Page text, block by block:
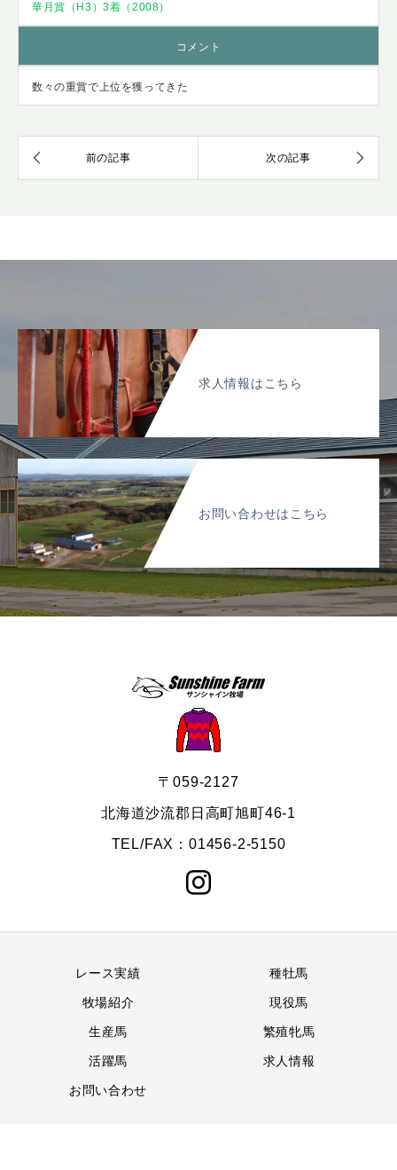
華月賞（H3）3着（2008）
コメント
数々の重賞で上位を獲ってきた
求人情報はこちら
お問い合わせはこちら
〒059-2127
北海道沙流郡日高町旭町46-1
TEL/FAX：01456-2-5150
レース実績 種牡馬
牧場紹介 現役馬
生産馬 繁殖牝馬
活躍馬 求人情報
お問い合わせ